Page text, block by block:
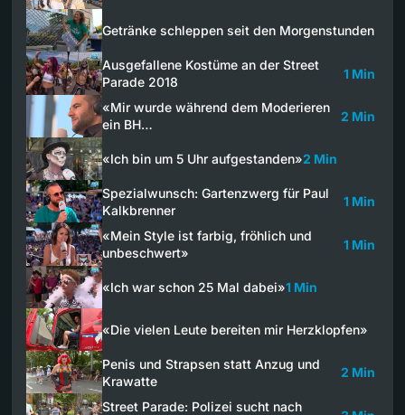
Getränke schleppen seit den Morgenstunden
Ausgefallene Kostüme an der Street
Parade 2018
1 Min
«Mir wurde während dem Moderieren
ein BH…
2 Min
«Ich bin um 5 Uhr aufgestanden»2 Min
Spezialwunsch: Gartenzwerg für Paul
Kalkbrenner
1 Min
«Mein Style ist farbig, fröhlich und
unbeschwert»
1 Min
«Ich war schon 25 Mal dabei»1 Min
«Die vielen Leute bereiten mir Herzklopfen»
Penis und Strapsen statt Anzug und
Krawatte
2 Min
Street Parade: Polizei sucht nach